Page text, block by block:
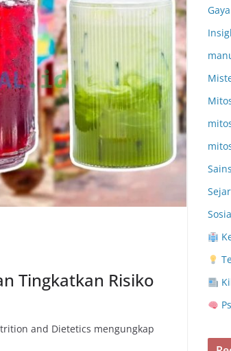
Tingkatkan Risiko
and Dietetics mengungkap
Sains